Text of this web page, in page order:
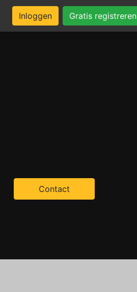
Inloggen Gratis registreren
Contact